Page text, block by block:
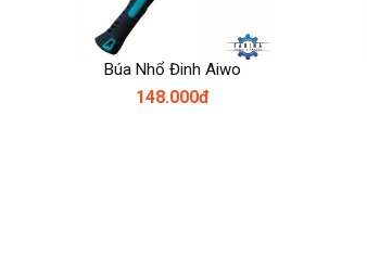
Búa Nhổ Đinh Aiwo
148.000đ